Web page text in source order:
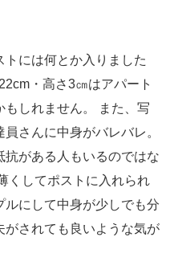
には何とか入りました
・高さ3㎝はアパート
しれません。 また、写
さんに中身がバレバレ。
抗がある人もいるのではな
くしてポストに入れられ
ルにして中身が少しでも分
がされても良いような気が